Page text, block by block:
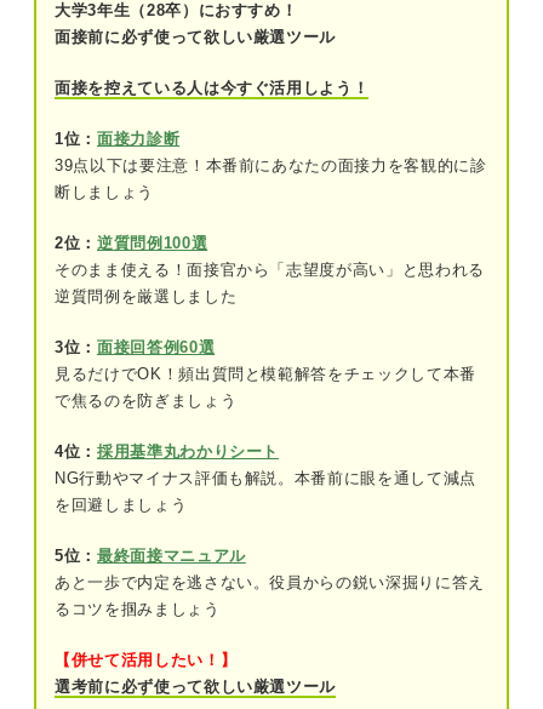
①大学・学部・学科・氏名の端的な自己紹
る
3つのシーン別！ 具体的な挨拶の方法・例
面接の最初の挨拶のシーン①受付
受付に並ぶ場合
面接の最初の挨拶のシーン②控え室
面接の最初の挨拶のシーン③面接（対面）
入室するときの挨拶
面接の最初の挨拶のシーン④面接（オンライン）
大学3年生（28卒）におすすめ！
面接前に必ず使って欲しい厳選ツール
面接を控えている人は今すぐ活用しよう！
1位： 面接力診断
39点以下は要注意！本番前にあなたの面接力を客観的に診
断しましょう
2位： 逆質問例100選
そのまま使える！面接官から「志望度が高い」と思われる
逆質問例を厳選しました
3位： 面接回答例60選
見るだけでOK！頻出質問と模範解答をチェックして本番
で焦るのを防ぎましょう
4位： 採用基準丸わかりシート
NG行動やマイナス評価も解説。本番前に眼を通して減点
を回避しましょう
5位： 最終面接マニュアル
あと一歩で内定を逃さない。役員からの鋭い深掘りに答え
るコツを掴みましょう
【併せて活用したい！】
選考前に必ず使って欲しい厳選ツール